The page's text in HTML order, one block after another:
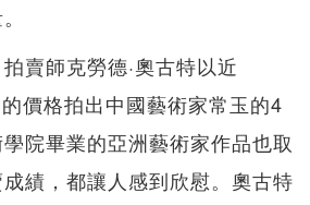
賣師克勞德·奧古特以近
價格拍出中國藝術家常玉的4
院畢業的亞洲藝術家作品也取
績，都讓人感到欣慰。奧古特